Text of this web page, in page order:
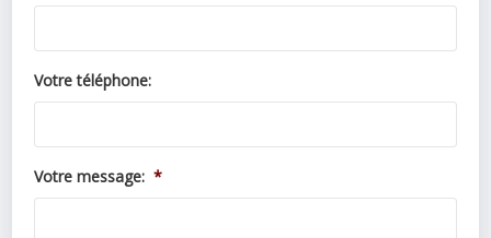
Votre téléphone:
Votre message: *